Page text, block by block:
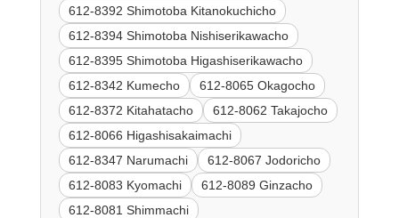
612-8392 Shimotoba Kitanokuchicho
612-8394 Shimotoba Nishiserikawacho
612-8395 Shimotoba Higashiserikawacho
612-8342 Kumecho
612-8065 Okagocho
612-8372 Kitahatacho
612-8062 Takajocho
612-8066 Higashisakaimachi
612-8347 Narumachi
612-8067 Jodoricho
612-8083 Kyomachi
612-8089 Ginzacho
612-8081 Shimmachi